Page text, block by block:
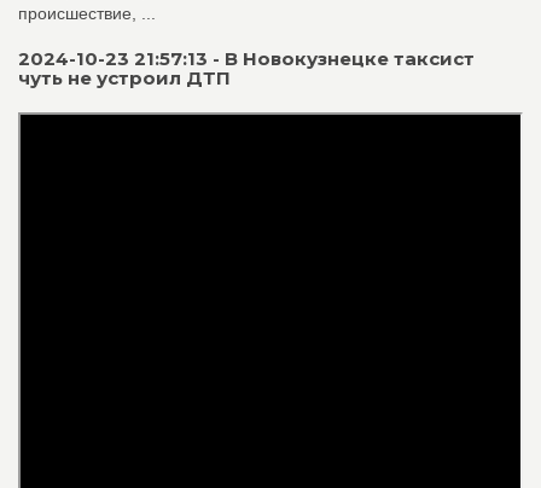
происшествие, ...
2024-10-23 21:57:13 - В Новокузнецке таксист
чуть не устроил ДТП